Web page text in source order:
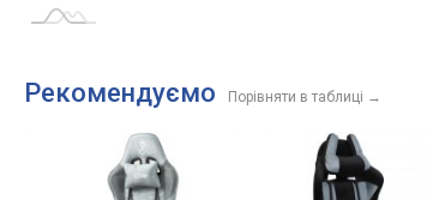
Рекомендуємо Порівняти в таблиці →